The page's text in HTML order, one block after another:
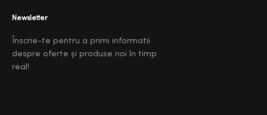
Newsletter
Înscrie-te pentru a primi informatii
despre oferte și produse noi în timp
real!